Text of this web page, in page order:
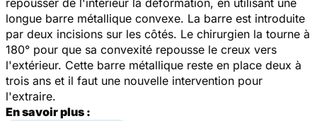
longue barre métallique convexe. La barre est introduite
par deux incisions sur les côtés. Le chirurgien la tourne à
180° pour que sa convexité repousse le creux vers
l'extérieur. Cette barre métallique reste en place deux à
trois ans et il faut une nouvelle intervention pour
l'extraire.
En savoir plus :